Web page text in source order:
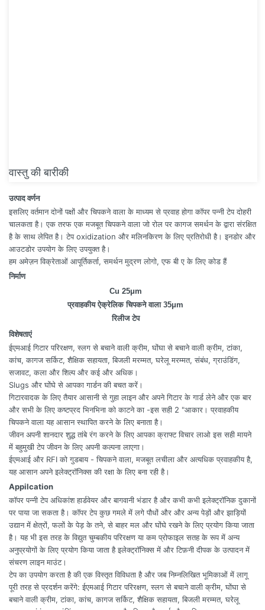
वास्तु की बारीकी
उत्पाद वर्णन
इसलिए वर्तमान दोनों पक्षों और चिपकने वाला के माध्यम से प्रवाह होगा कॉपर पन्नी टेप दोहरी
चालकता है। एक तरफ एक मजबूत चिपकने वाला जो रोल पर कागज समर्थन के द्वारा संरक्षित
है के साथ लेपित है। टेप oxidization और मलिनकिरण के लिए प्रतिरोधी है। इनडोर और
आउटडोर उपयोग के लिए उपयुक्त है।
हम अमेज़न विक्रेताओं आपूर्तिकर्ता, समर्थन मुद्रण लोगो, एफ बी ए के लिए कोड हैं
निर्माण
Cu 25μm
प्रवाहकीय ऐक्रेलिक चिपकने वाला 35μm
रिलीज टेप
विशेषताएं
ईएमआई गिटार परिरक्षण, स्लग से बचाने वाली क्रीम, घोंघा से बचाने वाली क्रीम, टांका,
कांच, कागज सर्किट, शैक्षिक सहायता, बिजली मरम्मत, घरेलू मरम्मत, संबंध, ग्राउंडिंग,
सजावट, कला और शिल्प और कई और अधिक।
Slugs और घोंघे से आपका गार्डन की बचत करें।
गिटारवादक के लिए तैयार आसानी से गुहा लाइन और अपने गिटार के गार्ड लेने और एक बार
और सभी के लिए कष्टप्रद भिनभिना को काटने का -इस सही 2 "आकार। प्रवाहकीय
चिपकने वाला यह आसान स्थापित करने के लिए बनाता है।
जीवन अपनी शानदार शुद्ध तांबे रंग करने के लिए आपका क्राफ्ट विचार लाओ इस सही मायने
में बहुमुखी टेप जीवन के लिए अपनी कल्पना लाएगा।
ईएमआई और RFI को गुडबाय - चिपकने वाला, मजबूत लचीला और अत्यधिक प्रवाहकीय है,
यह आसान अपने इलेक्ट्रॉनिक्स की रक्षा के लिए बना रही है।
Appilcation
कॉपर पन्नी टेप अधिकांश हार्डवेयर और बागवानी भंडार है और कभी कभी इलेक्ट्रॉनिक दुकानों
पर पाया जा सकता है। कॉपर टेप कुछ गमले में लगे पौधों और और अन्य पेड़ों और झाड़ियों
उद्यान में क्षेत्रों, फलों के पेड़ के तने, से बाहर मल और घोंघे रखने के लिए प्रयोग किया जाता
है। यह भी इस तरह के विद्युत चुम्बकीय परिरक्षण या कम प्रोफाइल सतह के रूप में अन्य
अनुप्रयोगों के लिए प्रयोग किया जाता है इलेक्ट्रॉनिक्स में और टिफ़नी दीपक के उत्पादन में
संचरण लाइन माउंट।
टेप का उपयोग करता है की एक विस्तृत विविधता है और जब निम्नलिखित भूमिकाओं में लागू
पूरी तरह से प्रदर्शन करेंगे: ईएमआई गिटार परिरक्षण, स्लग से बचाने वाली क्रीम, घोंघा से
बचाने वाली क्रीम, टांका, कांच, कागज सर्किट, शैक्षिक सहायता, बिजली मरम्मत, घरेलू